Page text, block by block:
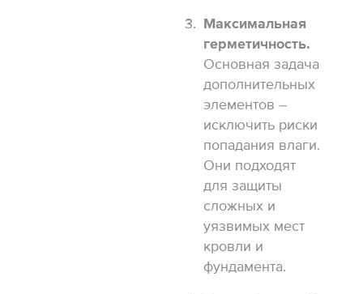
Максимальная
герметичность.
Основная задача
дополнительных
элементов –
исключить риски
попадания влаги.
Они подходят
для защиты
сложных и
уязвимых мест
кровли и
фундамента.